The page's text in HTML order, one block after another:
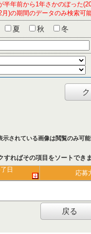
半年前から1年さかのぼった
月)の期間のデータのみ検索可能
夏 秋 冬
されている画像は閲覧のみ可能
ればその項目をソートできま
日 応募
戻る